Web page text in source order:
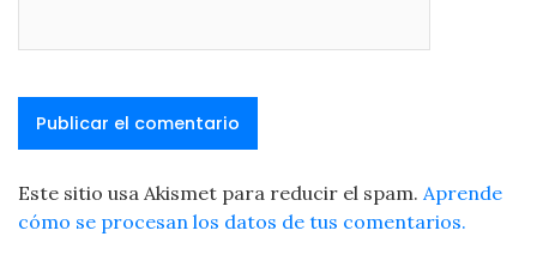
Este sitio usa Akismet para reducir el spam. Aprende
cómo se procesan los datos de tus comentarios.